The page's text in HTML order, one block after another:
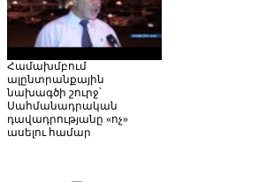
Համախմբում
ալընտրանքային
նախագծի շուրջ՝
Սահմանադրական
դավադրությանը «ոչ»
ասելու համար